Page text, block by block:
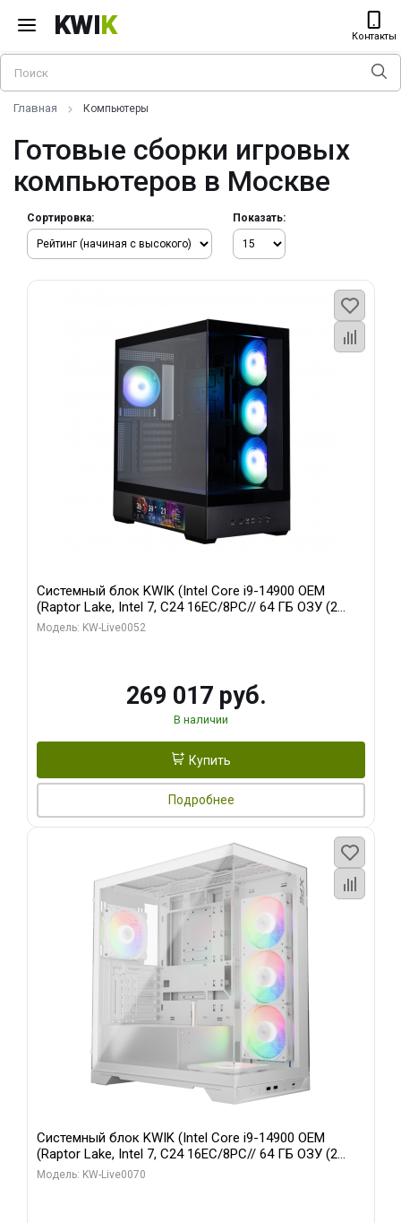
KWIK Контакты
Главная Компьютеры
Готовые сборки игровых
компьютеров в Москве
Сортировка: Показать:
Системный блок KWIK (Intel Core i9-14900 OEM
(Raptor Lake, Intel 7, C24 16EC/8PC// 64 ГБ ОЗУ (2
модуля)/ Palit RTX5080 GAMINGPRO OC 16GB GDDR7
Модель: KW-Live0052
269 017 руб.
В наличии
Купить
Подробнее
Системный блок KWIK (Intel Core i9-14900 OEM
(Raptor Lake, Intel 7, C24 16EC/8PC// 64 ГБ ОЗУ (2
модуля)/ Gigabyte RTX5080 XTREME WATERFORCE
Модель: KW-Live0070